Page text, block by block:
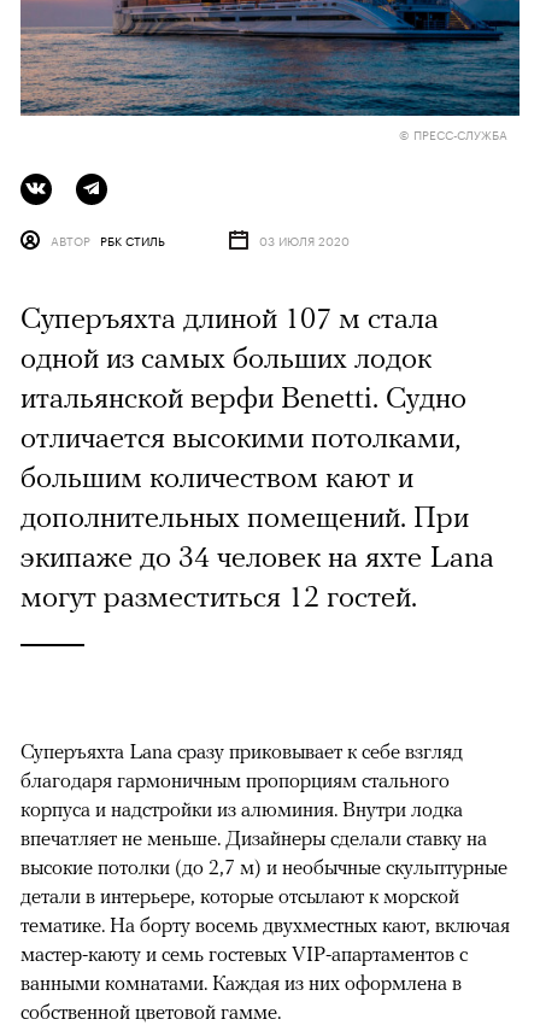
© ПРЕСС-СЛУЖБА
АВТОР РБК СТИЛЬ 03 ИЮЛЯ 2020
Суперъяхта длиной 107 м стала
одной из самых больших лодок
итальянской верфи Benetti. Судно
отличается высокими потолками,
большим количеством кают и
дополнительных помещений. При
экипаже до 34 человек на яхте Lana
могут разместиться 12 гостей.
Суперъяхта Lana сразу приковывает к себе взгляд
благодаря гармоничным пропорциям стального
корпуса и надстройки из алюминия. Внутри лодка
впечатляет не меньше. Дизайнеры сделали ставку на
высокие потолки (до 2,7 м) и необычные скульптурные
детали в интерьере, которые отсылают к морской
тематике. На борту восемь двухместных кают, включая
мастер-каюту и семь гостевых VIP-апартаментов с
ванными комнатами. Каждая из них оформлена в
собственной цветовой гамме.